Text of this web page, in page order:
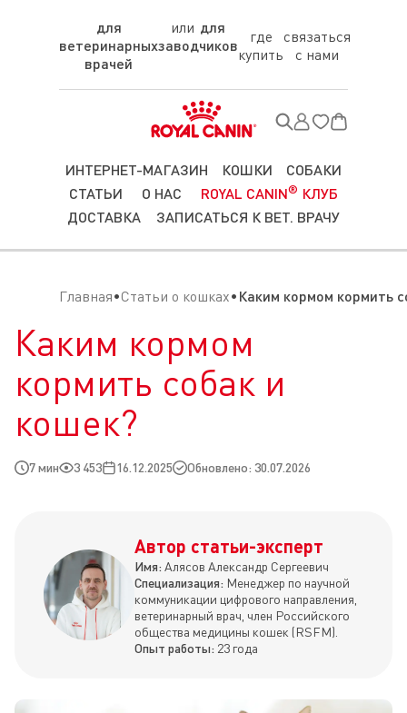
для
ветеринарных
врачей
для
заводчиков
где
купить
связаться
с нами
ИНТЕРНЕТ-МАГАЗИН КОШКИ
СОБАКИ
СТАТЬИ
О НАС ROYAL CANIN® КЛУБ
ДОСТАВКА
ЗАПИСАТЬСЯ К ВЕТ. ВРАЧУ
Главная Статьи о кошках Каким кормом кормить
Каким кормом
кормить собак и
кошек?
7 мин 3 453 16.12.2025 Обновлено: 30.07.2026
Автор статьи-эксперт
Имя: Алясов Александр Сергеевич
Специализация: Менеджер по научной
коммуникации цифрового направления,
ветеринарный врач, член Российского
общества медицины кошек (RSFM).
Опыт работы: 23 года